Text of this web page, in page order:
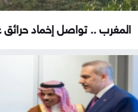
المغرب .. تواصل إخماد